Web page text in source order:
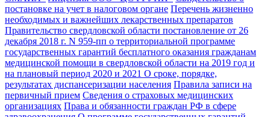
постановке на учет в налоговом органе Перечень жизненно
необходимых и важнейших лекарственных препаратов
Правительство свердловской области постановление от 26
декабря 2018 г. N 959-пп о территориальной программе
государственных гарантий бесплатного оказания гражданам
медицинской помощи в свердловской области на 2019 год и
на плановый период 2020 и 2021 О сроке, порядке,
результатах диспансеризации населения Правила записи на
первичный прием Сведения о страховых медицинских
организациях Права и обязанности граждан РФ в сфере